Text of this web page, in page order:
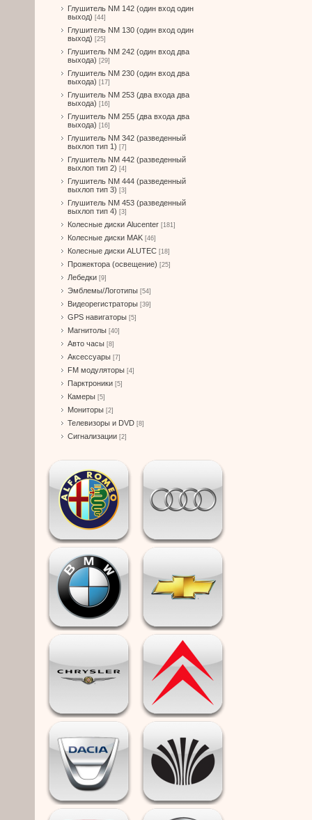
Глушитель NM 142 (один вход один
выход) [44]
Глушитель NM 130 (один вход один
выход) [25]
Глушитель NM 242 (один вход два
выхода) [29]
Глушитель NM 230 (один вход два
выхода) [17]
Глушитель NM 253 (два входа два
выхода) [16]
Глушитель NM 255 (два входа два
выхода) [16]
Глушитель NM 342 (разведенный
выхлоп тип 1) [7]
Глушитель NM 442 (разведенный
выхлоп тип 2) [4]
Глушитель NM 444 (разведенный
выхлоп тип 3) [3]
Глушитель NM 453 (разведенный
выхлоп тип 4) [3]
Колесные диски Alucenter [181]
Колесные диски MAK [46]
Колесные диски ALUTEC [18]
Прожектора (освещение) [25]
Лебедки [9]
Эмблемы/Логотипы [54]
Видеорегистраторы [39]
GPS навигаторы [5]
Магнитолы [40]
Авто часы [8]
Аксессуары [7]
FM модуляторы [4]
Парктроники [5]
Камеры [5]
Мониторы [2]
Телевизоры и DVD [8]
Сигнализации [2]